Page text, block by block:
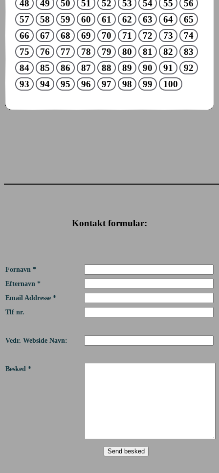
48
49 50 51 52 53 54 55
56
57
58 59 60 61 62 63 64
65
66
67 68 69 70 71 72 73
74
75
76 77 78 79 80 81 82
83
84
85 86 87 88 89 90 91
92
93
94 95 96 97 98 99 100
Kontakt formular:
Fornavn *
Efternavn *
Email Addresse *
Tlf nr.
Vedr. Webside Navn:
Besked *